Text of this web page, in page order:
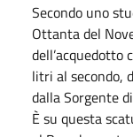
Secondo uno
Ottanta del
dell’acquedotto
litri al secondo,
dalla Sorgente
È su questa